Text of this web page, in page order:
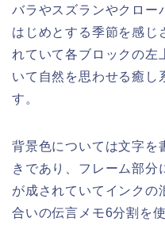
バラやスズランやクロー
はじめとする季節を感じ
れていて各ブロックの左
いて自然を思わせる癒し
す。
背景色については文字を
きであり、フレーム部分
が成されていてインクの
合いの伝言メモ6分割を